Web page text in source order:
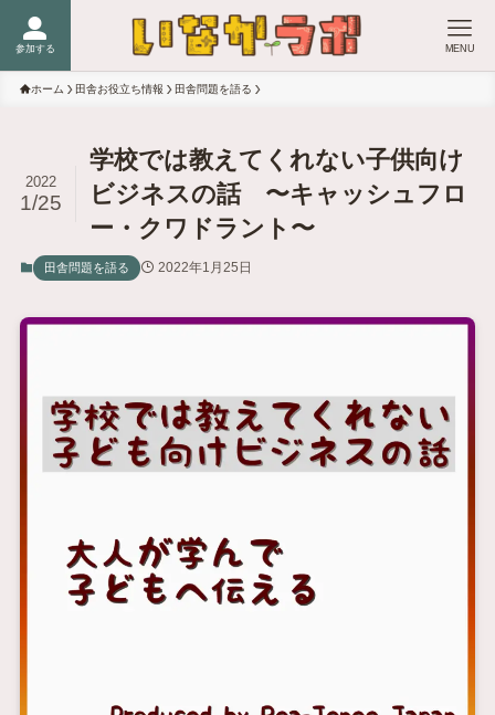
参加する MENU
ホーム 田舎お役立ち情報 田舎問題を語る
学校では教えてくれない子供向け
ビジネスの話 〜キャッシュフロ
ー・クワドラント〜
2022
1/25
田舎問題を語る 2022年1月25日